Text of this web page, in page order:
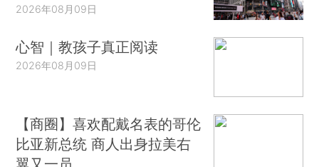
2026年08月09日
心智｜教孩子真正阅读
2026年08月09日
【商圈】喜欢配戴名表的哥伦
比亚新总统 商人出身拉美右